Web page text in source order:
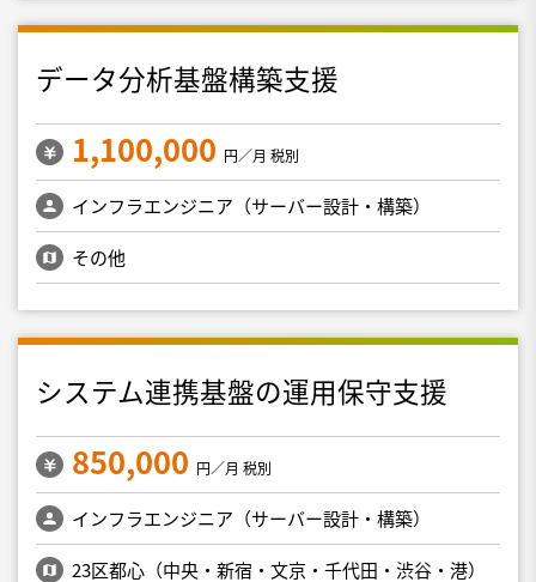
データ分析基盤構築支援
1,100,000 円／月 税別
インフラエンジニア（サーバー設計・構築）
その他
システム連携基盤の運用保守支援
850,000 円／月 税別
インフラエンジニア（サーバー設計・構築）
23区都心（中央・新宿・文京・千代田・渋谷・港）